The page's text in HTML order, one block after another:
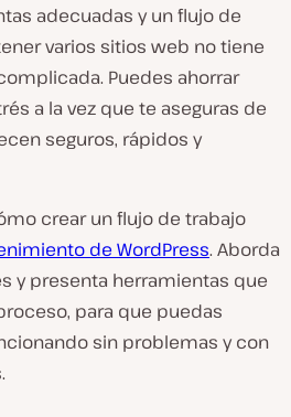
adecuadas y un flujo de
varios sitios web no tiene
Puedes ahorrar
a la vez que te aseguras de
seguros, rápidos y
crear un flujo de trabajo
de WordPress. Aborda
y presenta herramientas que
para que puedas
sin problemas y con